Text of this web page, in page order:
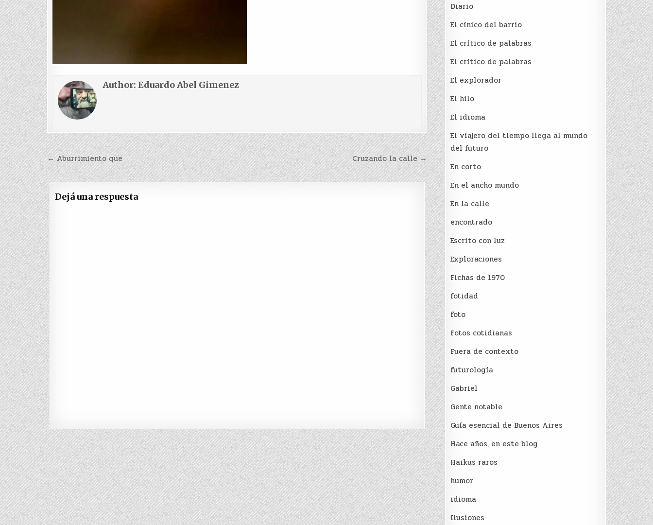
Author: Eduardo Abel Gimenez
Navegación
de
entradas
Cruzando la calle →
← Aburrimiento que
Dejá una respuesta
Diario
El cínico del barrio
El crí­tico de palabras
El crí­tico de palabras
El explorador
El hilo
El idioma
El viajero del tiempo llega al mundo
del futuro
En corto
En el ancho mundo
En la calle
encontrado
Escrito con luz
Exploraciones
Fichas de 1970
fotidad
foto
Fotos cotidianas
Fuera de contexto
futurología
Gabriel
Gente notable
Guía esencial de Buenos Aires
Hace años, en este blog
Haikus raros
humor
idioma
Ilusiones